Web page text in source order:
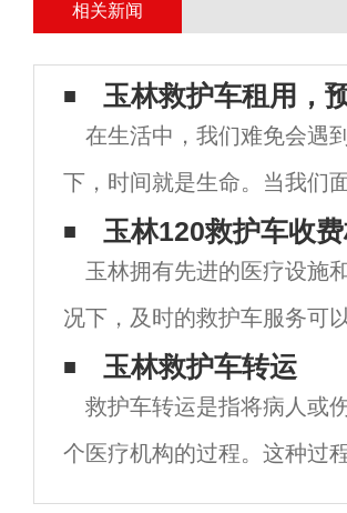
相关新闻
玉林救护车租用，
在生活中，我们难免会遇
下，时间就是生命。当我们
救护车的支持成为了一个重
市，救护车租用服务的兴起
玉林120救护车收
玉林拥有先进的医疗设施
况下，及时的救护车服务可
标准一直备受关注。 根据玉
林市的救护车收费标准是根
玉林救护车转运
救护车转运是指将病人或
个医疗机构的过程。这种过
以确保病人或伤者在转移过